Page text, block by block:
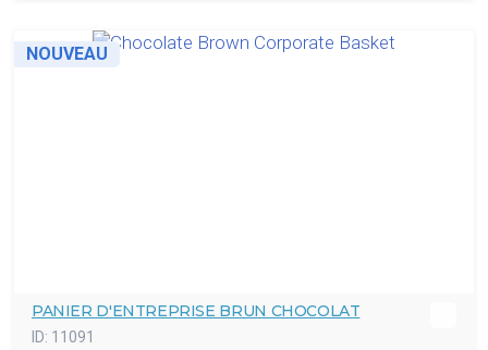
NOUVEAU
PANIER D'ENTREPRISE BRUN CHOCOLAT
ID: 11091